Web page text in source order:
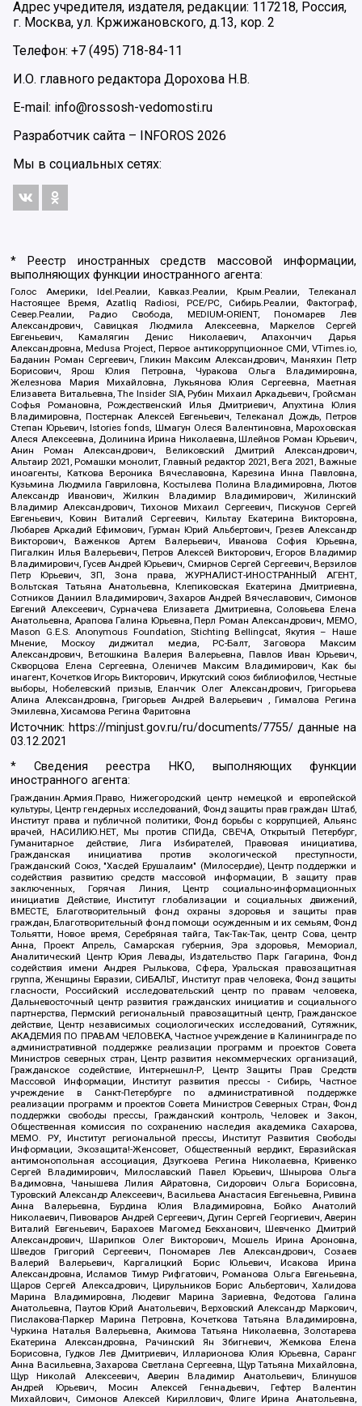
Адрес учредителя, издателя, редакции: 117218, Россия,
г. Москва, ул. Кржижановского, д.13, кор. 2
Телефон: +7 (495) 718-84-11
И.О. главного редактора Дорохова Н.В.
E-mail: info@rossosh-vedomosti.ru
Разработчик сайта – INFOROS 2026
Мы в социальных сетях:
* Реестр иностранных средств массовой информации,
выполняющих функции иностранного агента:
Голос Америки, Idel.Реалии, Кавказ.Реалии, Крым.Реалии, Телеканал
Настоящее Время, Azatliq Radiosi, PCE/PC, Сибирь.Реалии, Фактограф,
Север.Реалии, Радио Свобода, MEDIUM-ORIENT, Пономарев Лев
Александрович, Савицкая Людмила Алексеевна, Маркелов Сергей
Евгеньевич, Камалягин Денис Николаевич, Апахончич Дарья
Александровна, Medusa Project, Первое антикоррупционное СМИ, VTimes.io,
Баданин Роман Сергеевич, Гликин Максим Александрович, Маняхин Петр
Борисович, Ярош Юлия Петровна, Чуракова Ольга Владимировна,
Железнова Мария Михайловна, Лукьянова Юлия Сергеевна, Маетная
Елизавета Витальевна, The Insider SIA, Рубин Михаил Аркадьевич, Гройсман
Софья Романовна, Рождественский Илья Дмитриевич, Апухтина Юлия
Владимировна, Постернак Алексей Евгеньевич, Телеканал Дождь, Петров
Степан Юрьевич, Istories fonds, Шмагун Олеся Валентиновна, Мароховская
Алеся Алексеевна, Долинина Ирина Николаевна, Шлейнов Роман Юрьевич,
Анин Роман Александрович, Великовский Дмитрий Александрович,
Альтаир 2021, Ромашки монолит, Главный редактор 2021, Вега 2021, Важные
иноагенты, Каткова Вероника Вячеславовна, Карезина Инна Павловна,
Кузьмина Людмила Гавриловна, Костылева Полина Владимировна, Лютов
Александр Иванович, Жилкин Владимир Владимирович, Жилинский
Владимир Александрович, Тихонов Михаил Сергеевич, Пискунов Сергей
Евгеньевич, Ковин Виталий Сергеевич, Кильтау Екатерина Викторовна,
Любарев Аркадий Ефимович, Гурман Юрий Альбертович, Грезев Александр
Викторович, Важенков Артем Валерьевич, Иванова София Юрьевна,
Пигалкин Илья Валерьевич, Петров Алексей Викторович, Егоров Владимир
Владимирович, Гусев Андрей Юрьевич, Смирнов Сергей Сергеевич, Верзилов
Петр Юрьевич, ЗП, Зона права, ЖУРНАЛИСТ-ИНОСТРАННЫЙ АГЕНТ,
Вольтская Татьяна Анатольевна, Клепиковская Екатерина Дмитриевна,
Сотников Даниил Владимирович, Захаров Андрей Вячеславович, Симонов
Евгений Алексеевич, Сурначева Елизавета Дмитриевна, Соловьева Елена
Анатольевна, Арапова Галина Юрьевна, Перл Роман Александрович, МЕМО,
Mason G.E.S. Anonymous Foundation, Stichting Bellingcat, Якутия – Наше
Мнение, Москоу диджитал медиа, РС-Балт, Заговора Максим
Александрович, Ветошкина Валерия Валерьевна, Павлов Иван Юрьевич,
Скворцова Елена Сергеевна, Оленичев Максим Владимирович, Как бы
инагент, Кочетков Игорь Викторович, Иркутский союз библиофилов, Честные
выборы, Нобелевский призыв, Еланчик Олег Александрович, Григорьева
Алина Александровна, Григорьев Андрей Валерьевич , Гималова Регина
Эмилевна, Хисамова Регина Фаритовна
Источник: https://minjust.gov.ru/ru/documents/7755/ данные на
03.12.2021
* Сведения реестра НКО, выполняющих функции
иностранного агента:
Гражданин.Армия.Право, Нижегородский центр немецкой и европейской
культуры, Центр гендерных исследований, Фонд защиты прав граждан Штаб,
Институт права и публичной политики, Фонд борьбы с коррупцией, Альянс
врачей, НАСИЛИЮ.НЕТ, Мы против СПИДа, СВЕЧА, Открытый Петербург,
Гуманитарное действие, Лига Избирателей, Правовая инициатива,
Гражданская инициатива против экологической преступности,
Гражданский Союз, "Хасдей Ерушалаим" (Милосердие), Центр поддержки и
содействия развитию средств массовой информации, В защиту прав
заключенных, Горячая Линия, Центр социально-информационных
инициатив Действие, Институт глобализации и социальных движений,
ВМЕСТЕ, Благотворительный фонд охраны здоровья и защиты прав
граждан, Благотворительный фонд помощи осужденным и их семьям, Фонд
Тольятти, Новое время, Серебряная тайга, Так-Так-Так, центр Сова, центр
Анна, Проект Апрель, Самарская губерния, Эра здоровья, Мемориал,
Аналитический Центр Юрия Левады, Издательство Парк Гагарина, Фонд
содействия имени Андрея Рылькова, Сфера, Уральская правозащитная
группа, Женщины Евразии, СИБАЛЬТ, Институт прав человека, Фонд защиты
гласности, Российский исследовательский центр по правам человека,
Дальневосточный центр развития гражданских инициатив и социального
партнерства, Пермский региональный правозащитный центр, Гражданское
действие, Центр независимых социологических исследований, Сутяжник,
АКАДЕМИЯ ПО ПРАВАМ ЧЕЛОВЕКА, Частное учреждение в Калининграде по
административной поддержке реализации программ и проектов Совета
Министров северных стран, Центр развития некоммерческих организаций,
Гражданское содействие, Интернешнл-Р, Центр Защиты Прав Средств
Массовой Информации, Институт развития прессы - Сибирь, Частное
учреждение в Санкт-Петербурге по административной поддержке
реализации программ и проектов Совета Министров Северных Стран, Фонд
поддержки свободы прессы, Гражданский контроль, Человек и Закон,
Общественная комиссия по сохранению наследия академика Сахарова,
МЕМО. РУ, Институт региональной прессы, Институт Развития Свободы
Информации, Экозащита!-Женсовет, Общественный вердикт, Евразийская
антимонопольная ассоциация, Дзугкоева Регина Николаевна, Кривенко
Сергей Владимирович, Милославский Павел Юрьевич, Шнырова Ольга
Вадимовна, Чанышева Лилия Айратовна, Сидорович Ольга Борисовна,
Туровский Александр Алексеевич, Васильева Анастасия Евгеньевна, Ривина
Анна Валерьевна, Бурдина Юлия Владимировна, Бойко Анатолий
Николаевич, Пивоваров Андрей Сергеевич, Дугин Сергей Георгиевич, Аверин
Виталий Евгеньевич, Барахоев Магомед Бекханович, Шевченко Дмитрий
Александрович, Шарипков Олег Викторович, Мошель Ирина Ароновна,
Шведов Григорий Сергеевич, Пономарев Лев Александрович, Созаев
Валерий Валерьевич, Каргалицкий Борис Юльевич, Исакова Ирина
Александровна, Исламов Тимур Рифгатович, Романова Ольга Евгеньевна,
Щаров Сергей Алексадрович, Цирульников Борис Альбертович, Халидова
Марина Владимировна, Людевиг Марина Зариевна, Федотова Галина
Анатольевна, Паутов Юрий Анатольевич, Верховский Александр Маркович,
Пислакова-Паркер Марина Петровна, Кочеткова Татьяна Владимировна,
Чуркина Наталья Валерьевна, Акимова Татьяна Николаевна, Золотарева
Екатерина Александровна, Рачинский Ян Збигневич, Жемкова Елена
Борисовна, Гудков Лев Дмитриевич, Илларионова Юлия Юрьевна, Саранг
Анна Васильевна, Захарова Светлана Сергеевна, Щур Татьяна Михайловна,
Щур Николай Алексеевич, Аверин Владимир Анатольевич, Блинушов
Андрей Юрьевич, Мосин Алексей Геннадьевич, Гефтер Валентин
Михайлович, Симонов Алексей Кириллович, Флиге Ирина Анатольевна,